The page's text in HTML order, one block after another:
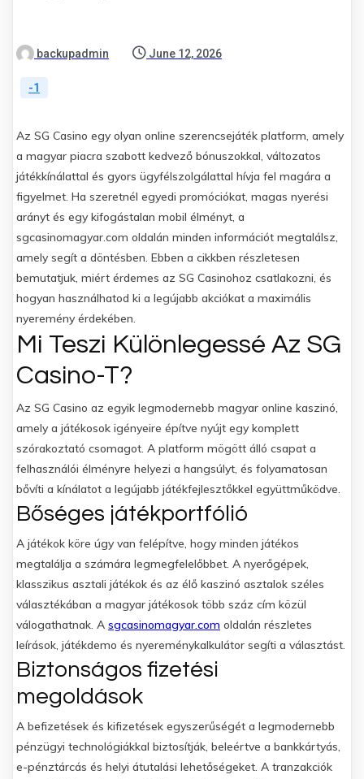
backupadmin June 12, 2026
-1
Az SG Casino egy olyan online szerencsejáték platform, amely
a magyar piacra szabott kedvező bónuszokkal, változatos
játékkínálattal és gyors ügyfélszolgálattal hívja fel magára a
figyelmet. Ha szeretnél egyedi promóciókat, magas nyerési
arányt és egy kifogástalan mobil élményt, a
sgcasinomagyar.com oldalán minden információt megtalálsz,
amely segít a döntésben. Ebben a cikkben részletesen
bemutatjuk, miért érdemes az SG Casinohoz csatlakozni, és
hogyan használhatod ki a legújabb akciókat a maximális
nyeremény érdekében.
Mi Teszi Különlegessé Az SG
Casino-T?
Az SG Casino az egyik legmodernebb magyar online kaszinó,
amely a játékosok igényeire építve nyújt egy komplett
szórakoztató csomagot. A platform mögött álló csapat a
felhasználói élményre helyezi a hangsúlyt, és folyamatosan
bővíti a kínálatot a legújabb játékfejlesztőkkel együttműködve.
Bőséges játékportfólió
A játékok köre úgy van felépítve, hogy minden játékos
megtalálja a számára legmegfelelőbbet. A nyerőgépek,
klasszikus asztali játékok és az élő kaszinó asztalok széles
választékában a magyar játékosok több száz cím közül
válogathatnak. A sgcasinomagyar.com oldalán részletes
leírások, játékdemo és nyereménykalkulátor segíti a választást.
Biztonságos fizetési
megoldások
A befizetések és kifizetések egyszerűségét a legmodernebb
pénzügyi technológiákkal biztosítják, beleértve a bankkártyás,
e-pénztárcás és helyi átutalási lehetőségeket. A tranzakciók